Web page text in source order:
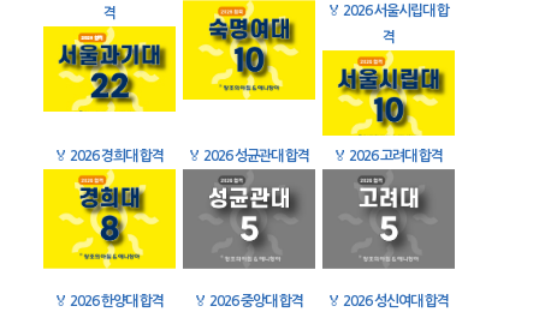
격
🏅 2026 서울시립대 합
격
🏅 2026 경희대 합격 🏅 2026 성균관대 합격 🏅 2026 고려대 합격
🏅 2026 한양대 합격 🏅 2026 중앙대 합격 🏅 2026 성신여대 합격